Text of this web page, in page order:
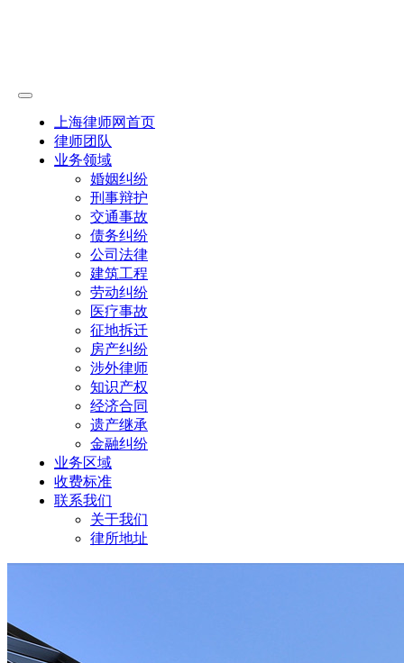
上海律师网首页
律师团队
业务领域
婚姻纠纷
刑事辩护
交通事故
债务纠纷
公司法律
建筑工程
劳动纠纷
医疗事故
征地拆迁
房产纠纷
涉外律师
知识产权
经济合同
遗产继承
金融纠纷
业务区域
收费标准
联系我们
关于我们
律所地址